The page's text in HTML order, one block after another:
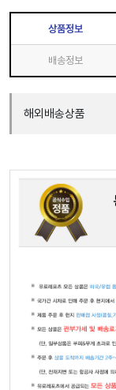
상품정보
배송정보
해외배송상품